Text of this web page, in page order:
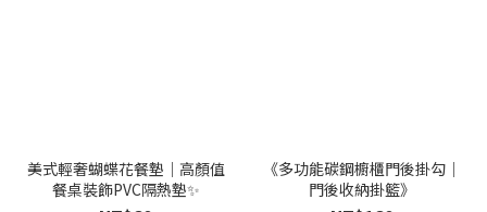
美式輕奢蝴蝶花餐墊｜高顏值
餐桌裝飾PVC隔熱墊✨
《多功能碳鋼櫥櫃門後掛勾｜
門後收納掛籃》